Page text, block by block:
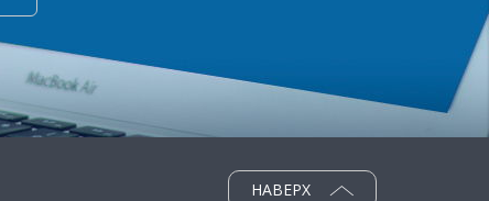
НАВЕРХ